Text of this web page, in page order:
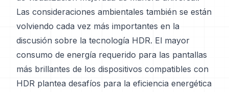
Las consideraciones ambientales también se están
volviendo cada vez más importantes en la
discusión sobre la tecnología HDR. El mayor
consumo de energía requerido para las pantallas
más brillantes de los dispositivos compatibles con
HDR plantea desafíos para la eficiencia energética